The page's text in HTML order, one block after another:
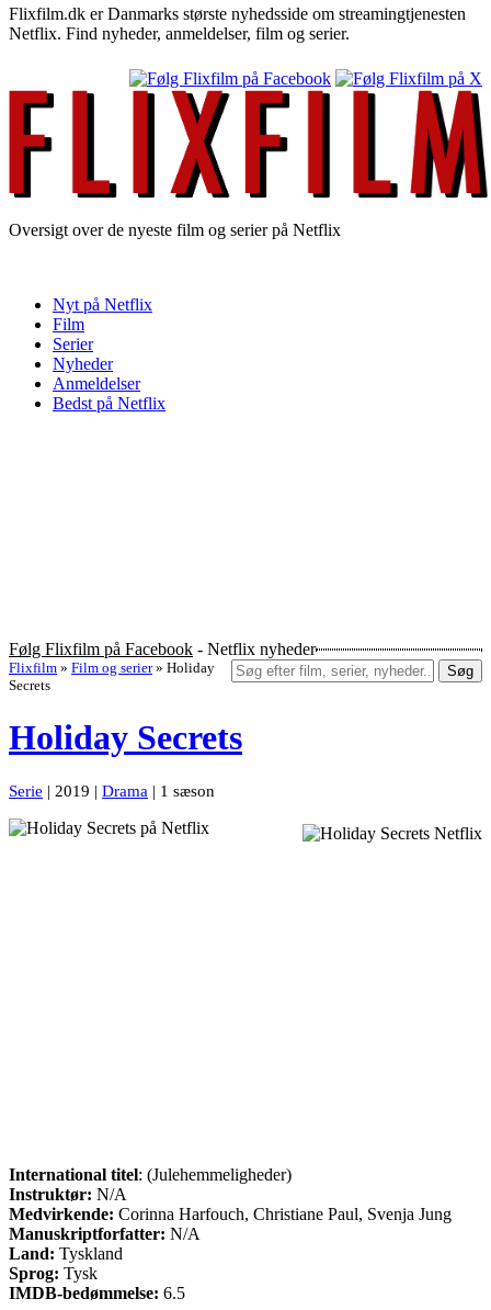
Flixfilm.dk er Danmarks største nyhedsside om streamingtjenesten
Netflix. Find nyheder, anmeldelser, film og serier.
Oversigt over de nyeste film og serier på Netflix
Nyt på Netflix
Film
Serier
Nyheder
Anmeldelser
Bedst på Netflix
Følg Flixfilm på Facebook - Netflix nyheder
Søg
Flixfilm » Film og serier » Holiday
Secrets
Holiday Secrets
Serie | 2019 | Drama | 1 sæson
International titel: (Julehemmeligheder)
Instruktør: N/A
Medvirkende: Corinna Harfouch, Christiane Paul, Svenja Jung
Manuskriptforfatter: N/A
Land: Tyskland
Sprog: Tysk
IMDB-bedømmelse: 6.5